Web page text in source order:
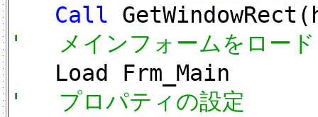
Call
' メインフォームをロード
Load Frm_Main
' プロパティの設定